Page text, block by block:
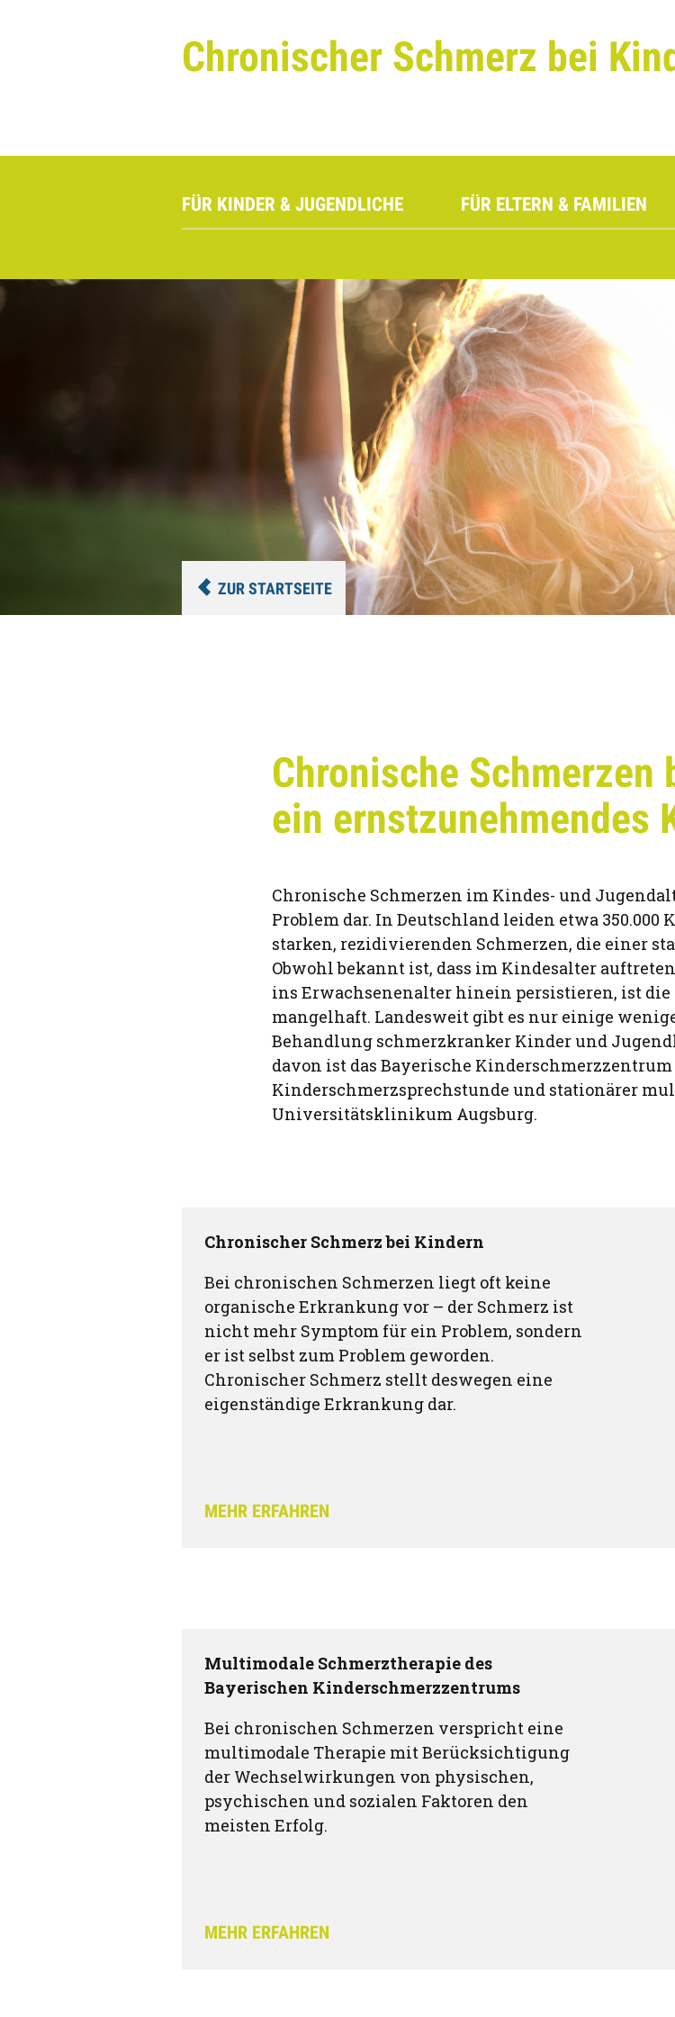
Chronischer Schmerz bei
FÜR KINDER & JUGENDLICHE FÜR ELTERN & FAMILIEN
ZUR STARTSEITE
Chronische Schmerzen
ein ernstzunehmendes
Chronische Schmerzen im Kindes- und
Problem dar. In Deutschland leiden etwa
starken, rezidivierenden Schmerzen, die einer
Obwohl bekannt ist, dass im Kindesalter
ins Erwachsenenalter hinein persistieren, ist
mangelhaft. Landesweit gibt es nur einige
Behandlung schmerzkranker Kinder und
davon ist das Bayerische
Kinderschmerzsprechstunde und stationärer
Universitätsklinikum Augsburg.
Chronischer Schmerz bei Kindern
Bei chronischen Schmerzen liegt oft keine
organische Erkrankung vor – der Schmerz ist
nicht mehr Symptom für ein Problem, sondern
er ist selbst zum Problem geworden.
Chronischer Schmerz stellt deswegen eine
eigenständige Erkrankung dar.
MEHR ERFAHREN
Multimodale Schmerztherapie des
Bayerischen Kinderschmerzzentrums
Bei chronischen Schmerzen verspricht eine
multimodale Therapie mit Berücksichtigung
der Wechselwirkungen von physischen,
psychischen und sozialen Faktoren den
meisten Erfolg.
MEHR ERFAHREN